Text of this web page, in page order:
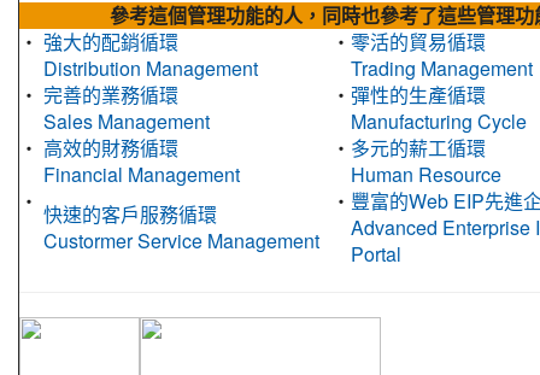
參考這個管理功能的人，同時也參考了這些管理功
‧ 強大的配銷循環
Distribution Management
‧ 零活的貿易循環
Trading Management
‧ 完善的業務循環
Sales Management
‧ 彈性的生產循環
Manufacturing Cycle
‧ 高效的財務循環
Financial Management
‧ 多元的薪工循環
Human Resource
‧ 快速的客戶服務循環
Custormer Service Management
‧ 豐富的Web EIP先進
Advanced Enterprise
Portal